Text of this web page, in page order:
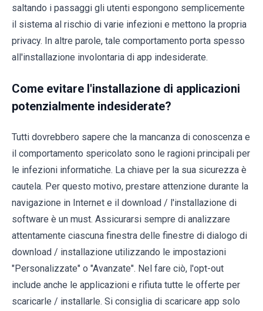
saltando i passaggi gli utenti espongono semplicemente
il sistema al rischio di varie infezioni e mettono la propria
privacy. In altre parole, tale comportamento porta spesso
all'installazione involontaria di app indesiderate.
Come evitare l'installazione di applicazioni
potenzialmente indesiderate?
Tutti dovrebbero sapere che la mancanza di conoscenza e
il comportamento spericolato sono le ragioni principali per
le infezioni informatiche. La chiave per la sua sicurezza è
cautela. Per questo motivo, prestare attenzione durante la
navigazione in Internet e il download / l'installazione di
software è un must. Assicurarsi sempre di analizzare
attentamente ciascuna finestra delle finestre di dialogo di
download / installazione utilizzando le impostazioni
"Personalizzate" o "Avanzate". Nel fare ciò, l'opt-out
include anche le applicazioni e rifiuta tutte le offerte per
scaricarle / installarle. Si consiglia di scaricare app solo